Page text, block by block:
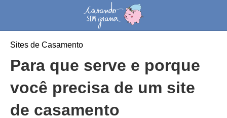
Sites de Casamento
Para que serve e porque
você precisa de um site
de casamento